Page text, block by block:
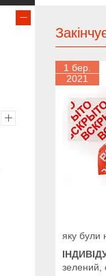
1 бер.
2021
яку були
зелений,